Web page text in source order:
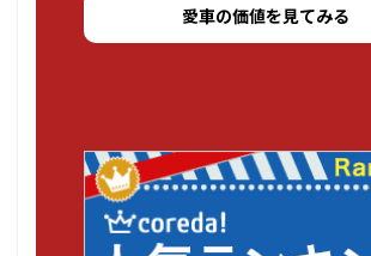
愛車の価値を見てみる